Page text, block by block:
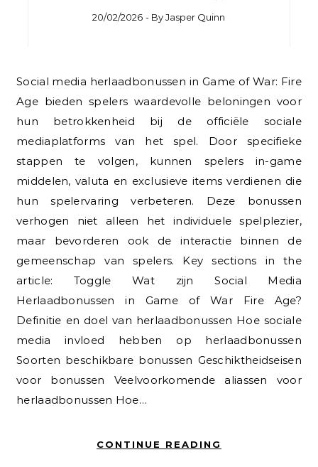
20/02/2026 - ByJasper Quinn
Social media herlaadbonussen in Game of War: Fire
Age bieden spelers waardevolle beloningen voor
hun betrokkenheid bij de officiële sociale
mediaplatforms van het spel. Door specifieke
stappen te volgen, kunnen spelers in-game
middelen, valuta en exclusieve items verdienen die
hun spelervaring verbeteren. Deze bonussen
verhogen niet alleen het individuele spelplezier,
maar bevorderen ook de interactie binnen de
gemeenschap van spelers. Key sections in the
article: Toggle Wat zijn Social Media
Herlaadbonussen in Game of War Fire Age?
Definitie en doel van herlaadbonussen Hoe sociale
media invloed hebben op herlaadbonussen
Soorten beschikbare bonussen Geschiktheidseisen
voor bonussen Veelvoorkomende aliassen voor
herlaadbonussen Hoe…
CONTINUE READING